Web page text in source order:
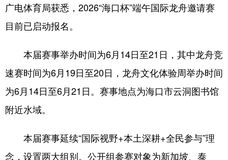
广电体育局获悉，2026“海口杯”端午国际龙舟邀请赛
目前已启动报名。
本届赛事举办时间为6月14日至21日，其中龙舟竞
速赛时间为6月19日至20日，龙舟文化体验周举办时间
为6月14日至6月21日。赛事地点为海口市云洞图书馆
附近水域。
本届赛事延续“国际视野+本土深耕+全民参与”理
念，设置两大组别。公开组参赛对象为新加坡、泰